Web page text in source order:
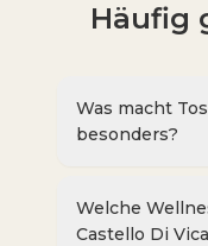
Häufig
Was macht
besonders?
Welche
Castello Di